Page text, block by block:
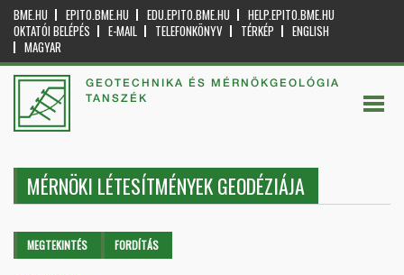
BME.HU EPITO.BME.HU EDU.EPITO.BME.HU
HELP.EPITO.BME.HU
OKTATÓI BELÉPÉS
E-MAIL TELEFONKÖNYV TÉRKÉP
ENGLISH
MAGYAR
GEOTECHNIKA ÉS MÉRNÖKGEOLÓGIA
TANSZÉK
MÉRNÖKI LÉTESÍTMÉNYEK GEODÉZIÁJA
Elsődleges fülek
MEGTEKINTÉS (AKTÍVFORDÍTÁS